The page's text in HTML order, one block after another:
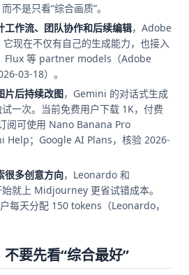
是只看“综合画质”。
工作流、团队协作和后续编辑，Adobe
现在不仅有自己的生成能力，也接入
Flux 等 partner models（Adobe
03-18）。
片后持续改图，Gemini 的对话式生成
一次。当前免费用户下载 1K，付费
阅可使用 Nano Banana Pro
Help；Google AI Plans，核验 2026-
很多创意方向，Leonardo 和
就上 Midjourney 更省试错成本。
每天分配 150 tokens（Leonardo，
要先看“综合最好”